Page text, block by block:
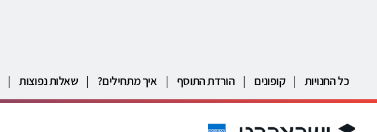
כל החנויות | קופונים | הורדת התוסף | איך מתחילים? | שאלות נפוצות |